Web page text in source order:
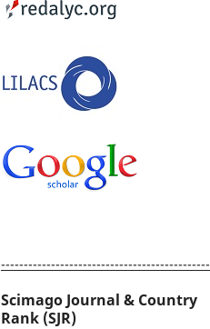
----------------------------------------------
Scimago Journal & Country
Rank (SJR)